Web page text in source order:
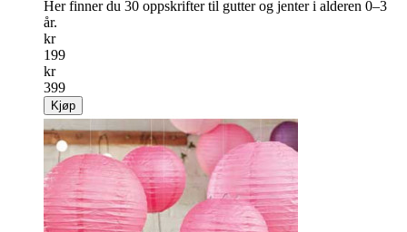
Her finner du 30 oppskrifter til gutter og jenter i alderen 0–3
år.
kr
199
kr
399
Kjøp